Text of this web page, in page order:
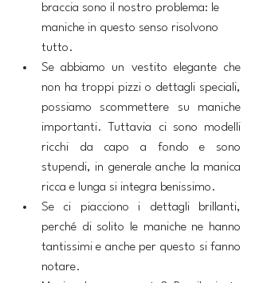
braccia sono il nostro problema: le
maniche in questo senso risolvono
tutto.
Se abbiamo un vestito elegante che
non ha troppi pizzi o dettagli speciali,
possiamo scommettere su maniche
importanti. Tuttavia ci sono modelli
ricchi da capo a fondo e sono
stupendi, in generale anche la manica
ricca e lunga si integra benissimo.
Se ci piacciono i dettagli brillanti,
perché di solito le maniche ne hanno
tantissimi e anche per questo si fanno
notare.